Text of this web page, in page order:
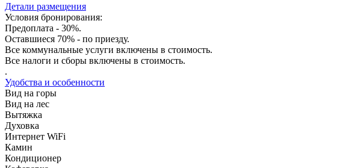
Детали размещения
Условия бронирования:
Предоплата - 30%.
Оставшиеся 70% - по приезду.
Все коммунальные услуги включены в стоимость.
Все налоги и сборы включены в стоимость.
.
Удобства и особенности
Вид на горы
Вид на лес
Вытяжка
Духовка
Интернет WiFi
Камин
Кондиционер